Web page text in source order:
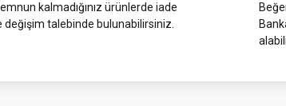
kalmadığınız ürünlerde iade
değişim talebinde bulunabilirsiniz.